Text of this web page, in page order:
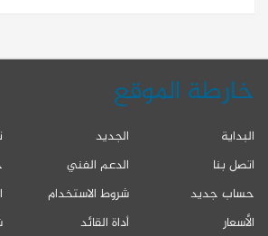
خارطة الموقع
البداية الجديد
اتصل بنا
الدعم الفني
حساب جديد
شروط الاستخدام
الأسعار
أداة القائد